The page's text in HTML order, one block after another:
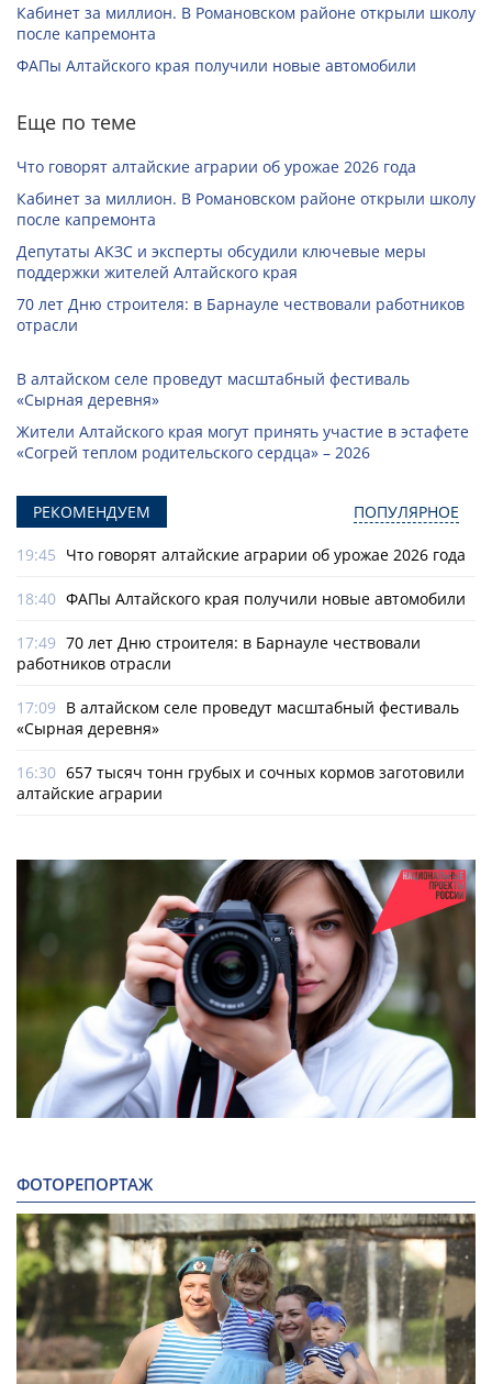
Кабинет за миллион. В Романовском районе открыли школу
после капремонта
ФАПы Алтайского края получили новые автомобили
Еще по теме
Что говорят алтайские аграрии об урожае 2026 года
Кабинет за миллион. В Романовском районе открыли школу
после капремонта
Депутаты АКЗС и эксперты обсудили ключевые меры
поддержки жителей Алтайского края
70 лет Дню строителя: в Барнауле чествовали работников
отрасли
В алтайском селе проведут масштабный фестиваль
«Сырная деревня»
Жители Алтайского края могут принять участие в эстафете
«Согрей теплом родительского сердца» – 2026
РЕКОМЕНДУЕМ ПОПУЛЯРНОЕ
19:45 Что говорят алтайские аграрии об урожае 2026 года
18:40 ФАПы Алтайского края получили новые автомобили
17:49 70 лет Дню строителя: в Барнауле чествовали
работников отрасли
17:09 В алтайском селе проведут масштабный фестиваль
«Сырная деревня»
16:30 657 тысяч тонн грубых и сочных кормов заготовили
алтайские аграрии
ФОТОРЕПОРТАЖ